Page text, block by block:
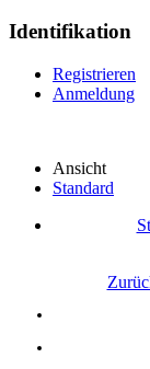
Identifikation
Registrieren
Anmeldung
Ansicht
Standard